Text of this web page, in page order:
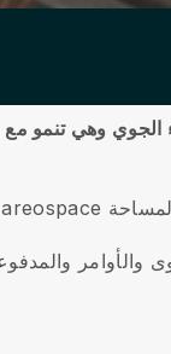
وهي تنمو مع